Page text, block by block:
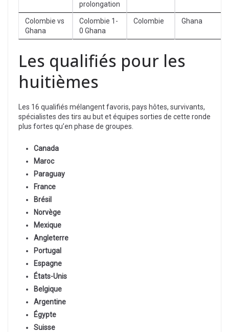
prolongation
Colombie vs
Ghana
Colombie 1-
0 Ghana
Colombie Ghana
Les qualifiés pour les
huitièmes
Les 16 qualifiés mélangent favoris, pays hôtes, survivants,
spécialistes des tirs au but et équipes sorties de cette ronde
plus fortes qu’en phase de groupes.
Canada
Maroc
Paraguay
France
Brésil
Norvège
Mexique
Angleterre
Portugal
Espagne
États-Unis
Belgique
Argentine
Égypte
Suisse